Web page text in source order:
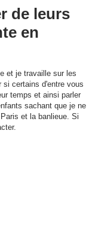
de leurs
en
et je travaille sur les
certains d'entre vous
temps et ainsi parler
sachant que je ne
et la banlieue. Si